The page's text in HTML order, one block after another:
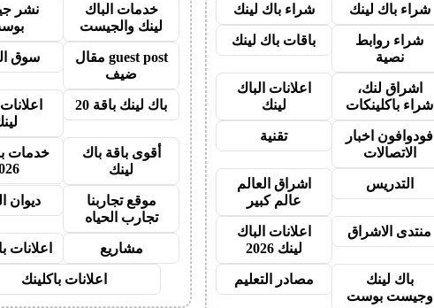
شراء باك لينك شراء باك لينك
شراء روابط
نصية
باقات باك لينك
اشراق لنك،
شراء باكلينكات
اعلانات الباك
لينك
فودوافون اخبار
الاتصالات
تقنية
التدريس
اشراق العالم
عالم كبير
منتدى الاشراق
اعلانات الباك
لينك 2026
باك لينك
وجيست بوست
مصادر التعليم
خدمات الباك
لينك والجيست
نشر
guest post مقال
ضيف
سوق
باك لينك باقة 20
أقوى باقة باك
لينك
خدمات
موقع تجاربنا
تجارب الحياه
ديوان
مشاريع اعلانات
اعلانات باكلينك